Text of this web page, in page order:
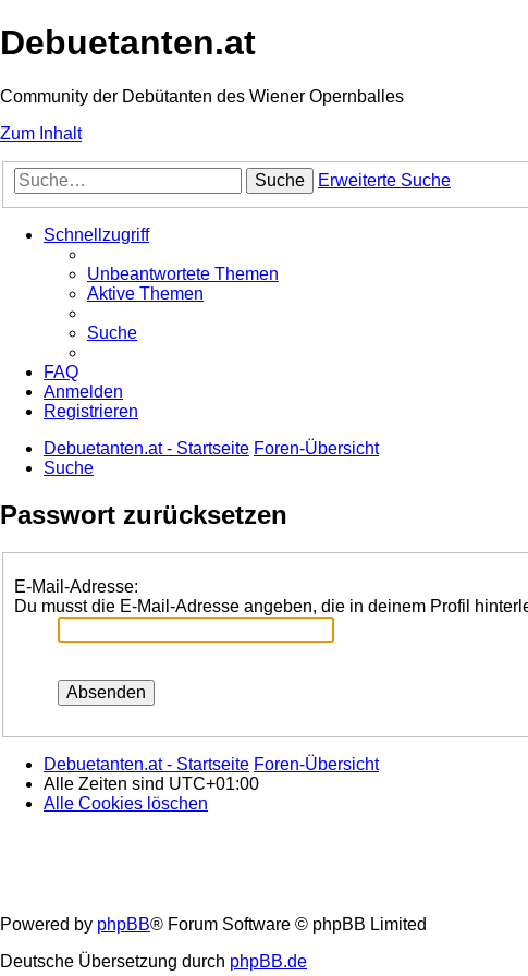
Debuetanten.at
Community der Debütanten des Wiener Opernballes
Zum Inhalt
Suche Erweiterte Suche
Schnellzugriff
Unbeantwortete Themen
Aktive Themen
Suche
FAQ
Anmelden
Registrieren
Debuetanten.at - Startseite Foren-Übersicht
Suche
Passwort zurücksetzen
E-Mail-Adresse:
Du musst die E-Mail-Adresse angeben, die in deinem Profil
Debuetanten.at - Startseite Foren-Übersicht
Alle Zeiten sind UTC+01:00
Alle Cookies löschen
Powered by phpBB® Forum Software © phpBB Limited
Deutsche Übersetzung durch phpBB.de